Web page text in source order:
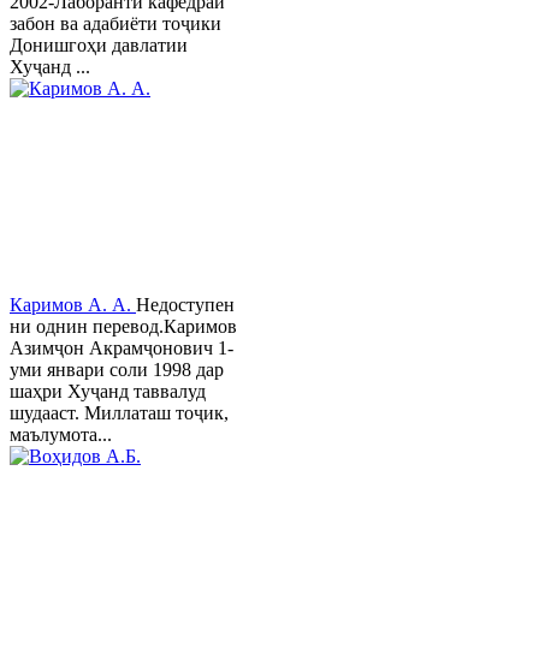
забон ва адабиёти тоҷики
Донишгоҳи давлатии
Хуҷанд ...
Каримов А. А. Недоступен
ни однин перевод.Каримов
Азимҷон Акрамҷонович 1-
уми январи соли 1998 дар
шаҳри Хуҷанд таввалуд
шудааст. Миллаташ тоҷик,
маълумота...